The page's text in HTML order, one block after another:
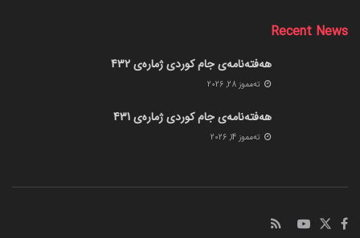
Recent News
هەفتەنامەی جام کوردی ژمارەی 432
ته‌مموز 28, 2026
هەفتەنامەی جام کوردی ژمارەی 431
ته‌مموز 14, 2026